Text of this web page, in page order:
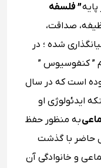
” فلسفه
صداقت،
شده ؛ در
” کنفوسیوس ”
است که در سال
ایدئولوژی او
به منظور حفظ
حاضر با گذشت
و خانوادگی آن